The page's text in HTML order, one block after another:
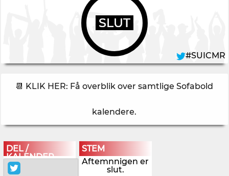
SLUT
#SUICMR
📆 KLIK HER: Få overblik over samtlige Sofabold
kalendere.
DEL /
KALENDER
STEM
Aftemnnigen er
slut.